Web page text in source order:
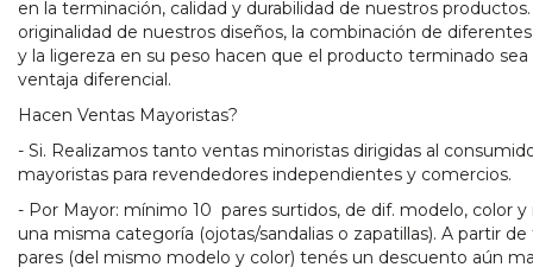
en la terminación, calidad y durabilidad de nuestros
originalidad de nuestros diseños, la combinación de
y la ligereza en su peso hacen que el producto terminado sea
ventaja diferencial.
Hacen Ventas Mayoristas?
- Si. Realizamos tanto ventas minoristas dirigidas al
mayoristas para revendedores independientes y comercios.
- Por Mayor: mínimo 10 pares surtidos, de dif. modelo, color
una misma categoría (ojotas/sandalias o zapatillas). A partir de
pares (del mismo modelo y color) tenés un descuento aún